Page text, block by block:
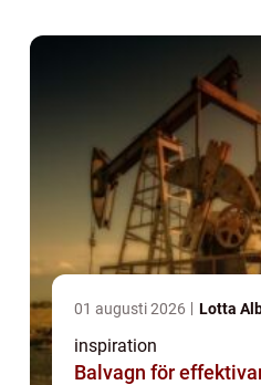
01 augusti 2026 Lotta
inspiration
Balvagn för